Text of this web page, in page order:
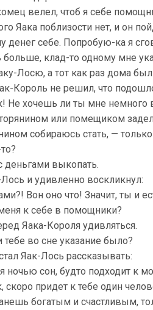
велел, чтоб я себе
Яака поблизости нет, и он
денег себе. Попробую-ка я
больше, клад-то одному мне
Лосю, а тот как раз дома
Король не решил, что
Не хочешь ли ты мне немного
или помещиком
собираюсь стать, —
деньгами выкопать.
Лось и удивленно воскликнул:
Вон оно что! Значит, ты и
к себе в помощники?
Яака-Короля удивляться.
тебе во сне указание было?
Яак-Лось рассказывать:
ночью сон, будто подходит к
скоро придет к тебе один
богатым и счастливым,